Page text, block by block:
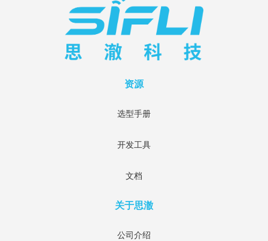
资源
选型手册
开发工具
文档
关于思澈
公司介绍